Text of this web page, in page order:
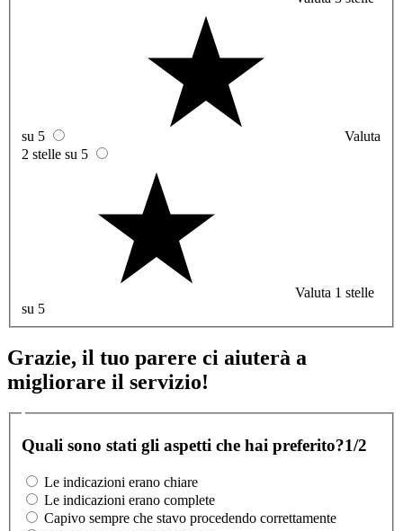
su 5
Valuta
2 stelle su 5
Valuta 1 stelle
su 5
Grazie, il tuo parere ci aiuterà a
migliorare il servizio!
Quali sono stati gli aspetti che hai preferito?1/2
Le indicazioni erano chiare
Le indicazioni erano complete
Capivo sempre che stavo procedendo correttamente